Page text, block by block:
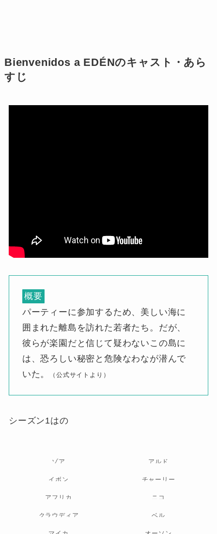
Bienvenidos a EDÉNのキャスト・あら
すじ
概要
パーティーに参加するため、美しい海に
囲まれた離島を訪れた若者たち。だが、
彼らが楽園だと信じて疑わないこの島に
は、恐ろしい秘密と危険なわなが潜んで
いた。
（公式サイトより）
シーズン1はの
ゾア アルド
イボン チャーリー
アフリカ ニコ
クラウディア ベル